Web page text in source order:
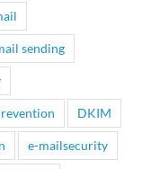
sending
DKIM
e-mailsecurity